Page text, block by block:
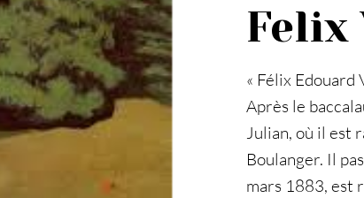
« Félix
Après le
Julian, où il est
Boulanger. Il
mars 1883, est